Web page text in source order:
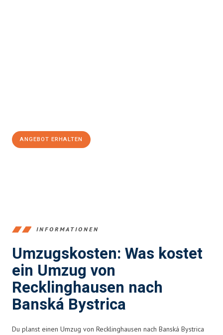
ANGEBOT ERHALTEN
INFORMATIONEN
Umzugskosten: Was kostet
ein Umzug von
Recklinghausen nach
Banská Bystrica
Du planst einen Umzug von Recklinghausen nach Banská Bystrica